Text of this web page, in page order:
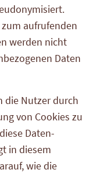
aufrufenden
werden nicht
Daten
die Nutzer durch
von Cookies zu
Daten-
in diesem
wie die